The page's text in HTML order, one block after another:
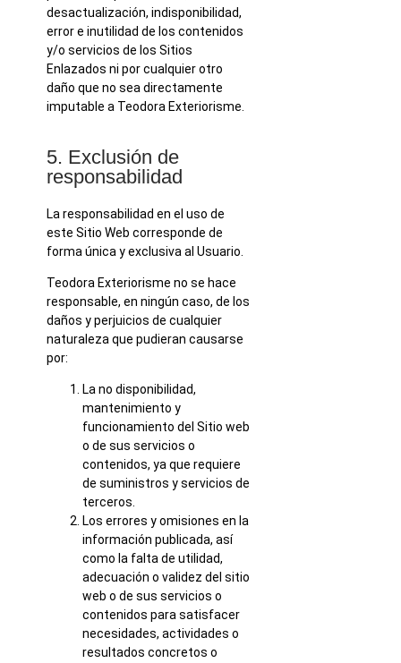
desactualización, indisponibilidad,
error e inutilidad de los contenidos
y/o servicios de los Sitios
Enlazados ni por cualquier otro
daño que no sea directamente
imputable a Teodora Exteriorisme.
5. Exclusión de
responsabilidad
La responsabilidad en el uso de
este Sitio Web corresponde de
forma única y exclusiva al Usuario.
Teodora Exteriorisme no se hace
responsable, en ningún caso, de los
daños y perjuicios de cualquier
naturaleza que pudieran causarse
por:
La no disponibilidad,
mantenimiento y
funcionamiento del Sitio web
o de sus servicios o
contenidos, ya que requiere
de suministros y servicios de
terceros.
Los errores y omisiones en la
información publicada, así
como la falta de utilidad,
adecuación o validez del sitio
web o de sus servicios o
contenidos para satisfacer
necesidades, actividades o
resultados concretos o